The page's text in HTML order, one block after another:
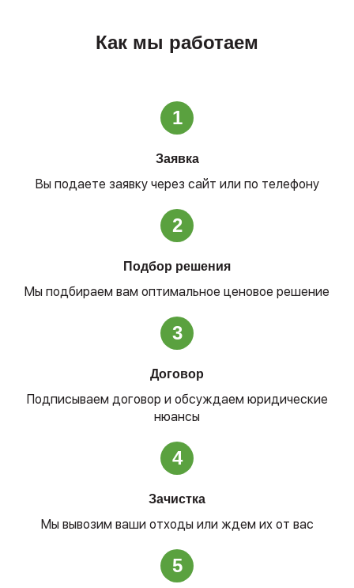
Как мы работаем
1
Заявка
Вы подаете заявку через сайт или по телефону
2
Подбор решения
Мы подбираем вам оптимальное ценовое решение
3
Договор
Подписываем договор и обсуждаем юридические
нюансы
4
Зачистка
Мы вывозим ваши отходы или ждем их от вас
5